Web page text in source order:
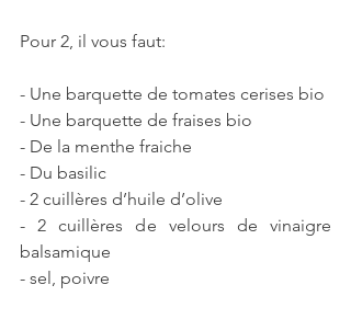
Pour 2, il vous faut:
- Une barquette de tomates cerises bio
- Une barquette de fraises bio
- De la menthe fraiche
- Du basilic
- 2 cuillères d’huile d’olive
- 2 cuillères de velours de vinaigre
balsamique
- sel, poivre